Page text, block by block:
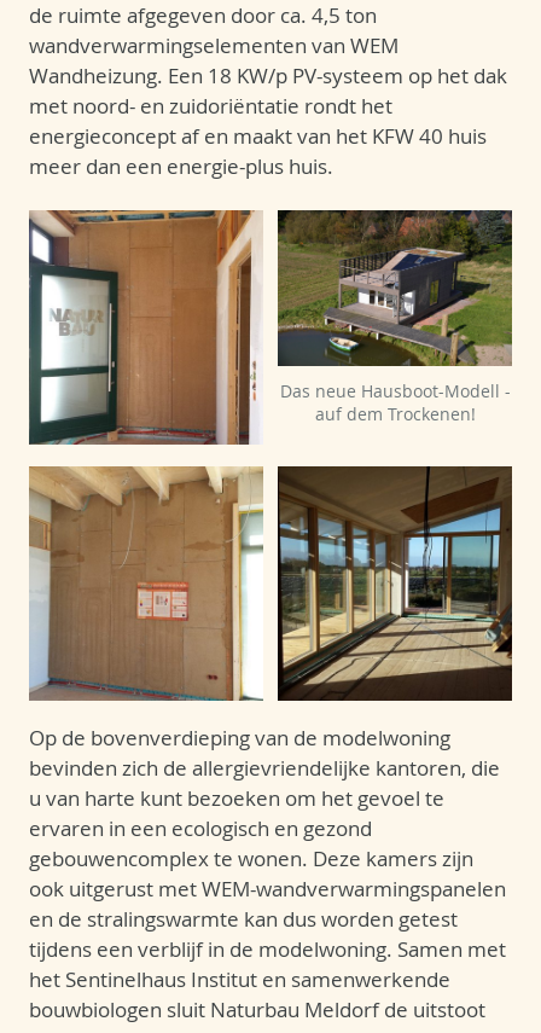
de ruimte afgegeven door ca. 4,5 ton
wandverwarmingselementen van WEM
Wandheizung. Een 18 KW/p PV-systeem op het dak
met noord- en zuidoriëntatie rondt het
energieconcept af en maakt van het KFW 40 huis
meer dan een energie-plus huis.
Das neue Hausboot-Modell -
auf dem Trockenen!
Op de bovenverdieping van de modelwoning
bevinden zich de allergievriendelijke kantoren, die
u van harte kunt bezoeken om het gevoel te
ervaren in een ecologisch en gezond
gebouwencomplex te wonen. Deze kamers zijn
ook uitgerust met WEM-wandverwarmingspanelen
en de stralingswarmte kan dus worden getest
tijdens een verblijf in de modelwoning. Samen met
het Sentinelhaus Institut en samenwerkende
bouwbiologen sluit Naturbau Meldorf de uitstoot